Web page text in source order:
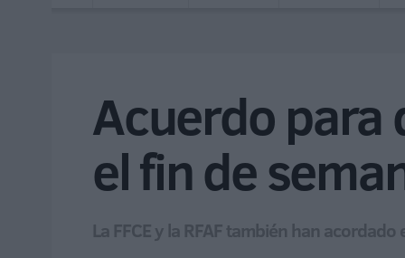
Acuerdo para
el fin de
La FFCE y la RFAF también han